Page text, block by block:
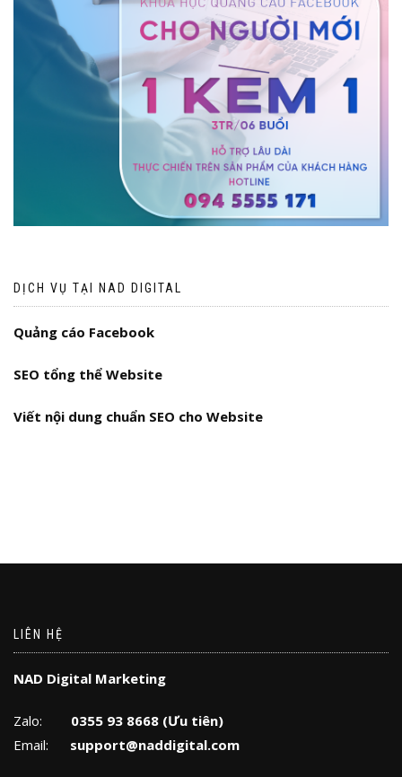
DỊCH VỤ TẠI NAD DIGITAL
Quảng cáo Facebook
SEO tổng thể Website
Viết nội dung chuẩn SEO cho Website
LIÊN HỆ
NAD Digital Marketing
Zalo: 0355 93 8668 (Ưu tiên)
Email: support@naddigital.com